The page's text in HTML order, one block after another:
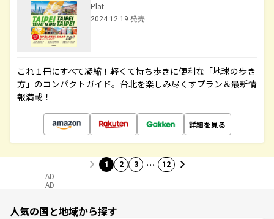
Plat
2024.12.19 発売
これ１冊にすべて凝縮！軽くて持ち歩きに便利な「地球の歩き
方」のコンパクトガイド。台北を楽しみ尽くすプラン＆最新情
報満載！
詳細を見る
1 2 3 … 12
AD
AD
人気の国と地域から探す